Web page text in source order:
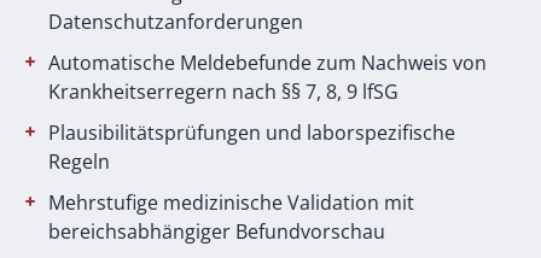
Datenschutzanforderungen
Automatische Meldebefunde zum Nachweis von
Krankheitserregern nach §§ 7, 8, 9 lfSG
Plausibilitätsprüfungen und laborspezifische
Regeln
Mehrstufige medizinische Validation mit
bereichsabhängiger Befundvorschau